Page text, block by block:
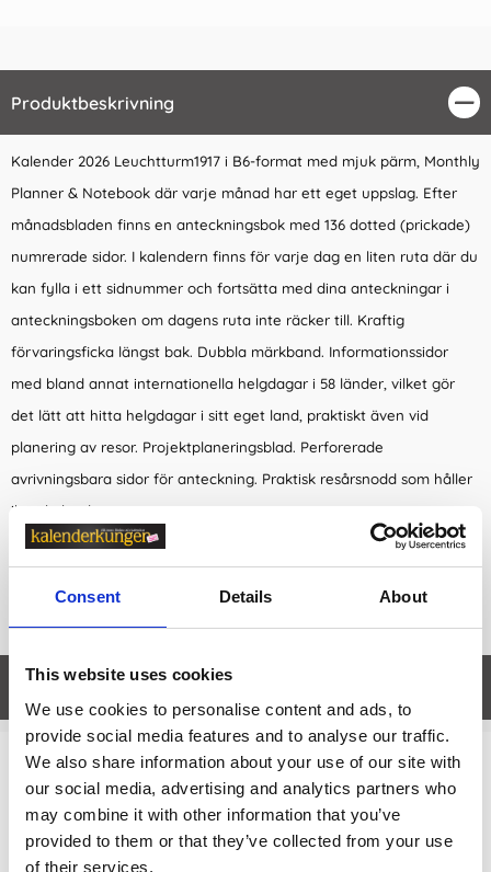
Consent Details About
This website uses cookies
We use cookies to personalise content and ads, to
provide social media features and to analyse our traffic.
We also share information about your use of our site with
our social media, advertising and analytics partners who
may combine it with other information that you’ve
provided to them or that they’ve collected from your use
of their services.
Produktbeskrivning
Kalender 2026 Leuchtturm1917 i B6-format med mjuk pärm, Monthly
Planner & Notebook där varje månad har ett eget uppslag. Efter
månadsbladen finns en anteckningsbok med 136 dotted (prickade)
numrerade sidor. I kalendern finns för varje dag en liten ruta där du
kan fylla i ett sidnummer och fortsätta med dina anteckningar i
anteckningsboken om dagens ruta inte räcker till. Kraftig
förvaringsficka längst bak. Dubbla märkband. Informationssidor
med bland annat internationella helgdagar i 58 länder, vilket gör
det lätt att hitta helgdagar i sitt eget land, praktiskt även vid
planering av resor. Projektplaneringsblad. Perforerade
avrivningsbara sidor för anteckning. Praktisk resårsnodd som håller
ihop kalendern.
Kalendern sträcker sig från nov 2025 - feb 2027
Egenskaper
Relaterade kategorier
Kalendrar & almanackor för 2027